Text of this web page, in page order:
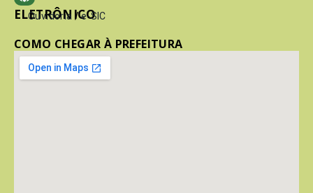
ELETRÔNICO
Ouvidoria / e-SIC
COMO CHEGAR À PREFEITURA